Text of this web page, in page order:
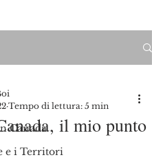
Canada
e i Territori
il mio punto
Tempo di lettura: 5 min